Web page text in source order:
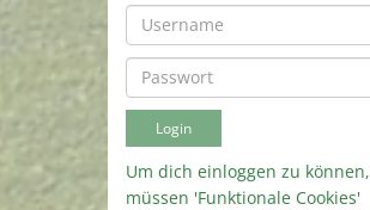
Um dich einloggen zu können,
müssen 'Funktionale Cookies'